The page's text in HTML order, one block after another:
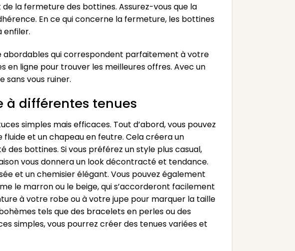
la fermeture des bottines. Assurez-vous que la
En ce qui concerne la fermeture, les bottines
enfiler.
abordables qui correspondent parfaitement à votre
en ligne pour trouver les meilleures offres. Avec un
vous ruiner.
à différentes tenues
simples mais efficaces. Tout d’abord, vous pouvez
et un chapeau en feutre. Cela créera un
bottines. Si vous préférez un style plus casual,
vous donnera un look décontracté et tendance.
et un chemisier élégant. Vous pouvez également
le marron ou le beige, qui s’accorderont facilement
à votre robe ou à votre jupe pour marquer la taille
tels que des bracelets en perles ou des
simples, vous pourrez créer des tenues variées et